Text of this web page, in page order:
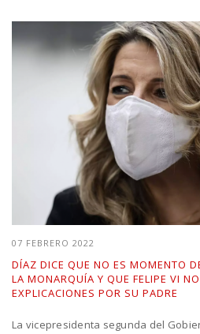
07 FEBRERO 2022
DÍAZ DICE QUE NO ES MOMENTO
LA MONARQUÍA Y QUE FELIPE VI
EXPLICACIONES POR SU PADRE
La vicepresidenta segunda del